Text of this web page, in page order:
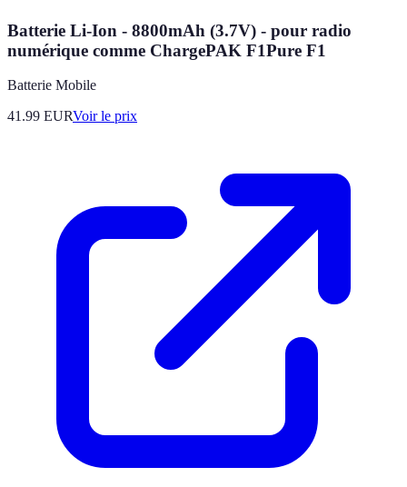
Batterie Li-Ion - 8800mAh (3.7V) - pour radio
numérique comme ChargePAK F1Pure F1
Batterie Mobile
41.99 EURVoir le prix